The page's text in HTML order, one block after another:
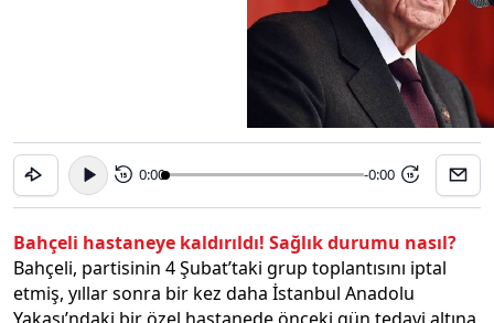
15 0:00 -0:00 15
Bahçeli hastaneye kaldırıldı! Sağlık durumu nasıl?
Bahçeli, partisinin 4 Şubat’taki grup toplantısını iptal
etmiş, yıllar sonra bir kez daha İstanbul Anadolu